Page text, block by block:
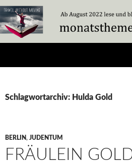
Zum
Inhalt
springen
Schlagwortarchiv: Hulda Gold
BERLIN, JUDENTUM
FRÄULEIN